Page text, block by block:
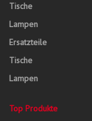
Tische
Lampen
Ersatzteile
Tische
Lampen
Top Produkte